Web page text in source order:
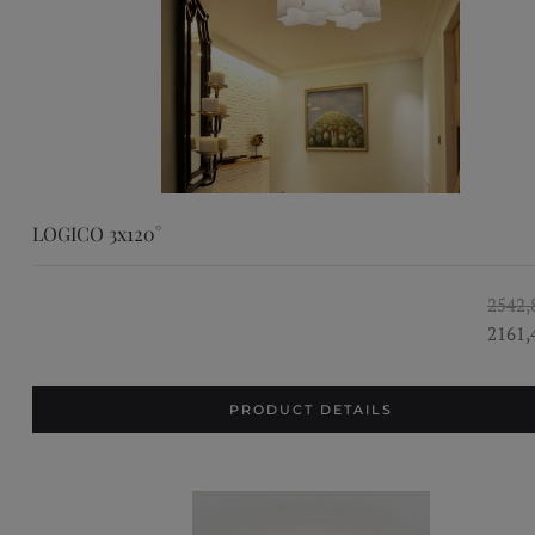
LOGICO 3x120°
PRODUCT DETAILS